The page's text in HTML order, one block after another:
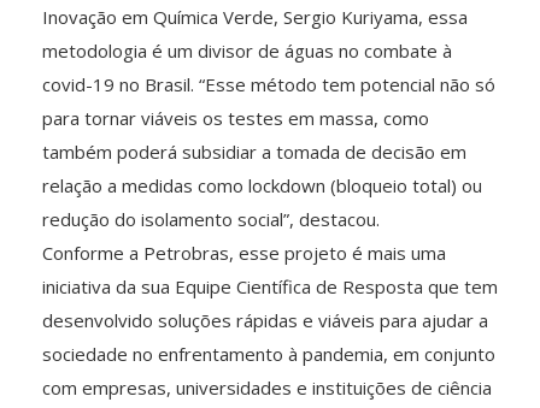
Inovação em Química Verde, Sergio Kuriyama, essa
metodologia é um divisor de águas no combate à
covid-19 no Brasil. “Esse método tem potencial não só
para tornar viáveis os testes em massa, como
também poderá subsidiar a tomada de decisão em
relação a medidas como lockdown (bloqueio total) ou
redução do isolamento social”, destacou.
Conforme a Petrobras, esse projeto é mais uma
iniciativa da sua Equipe Científica de Resposta que tem
desenvolvido soluções rápidas e viáveis para ajudar a
sociedade no enfrentamento à pandemia, em conjunto
com empresas, universidades e instituições de ciência